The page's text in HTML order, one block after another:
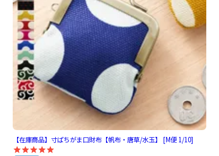
【在庫商品】寸ぱちがま口財布【帆布・唐草/水玉】 [M便 1/10]